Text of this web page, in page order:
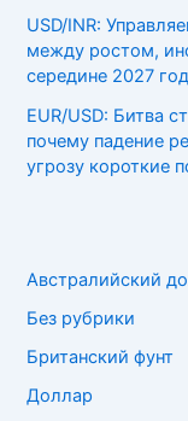
USD/INR:
между ростом,
середине 2027
EUR/USD: Битва
почему падение
угрозу короткие
Австралийский
Без рубрики
Британский фунт
Доллар